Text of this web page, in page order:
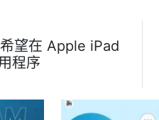
望在 Apple iPad
程序